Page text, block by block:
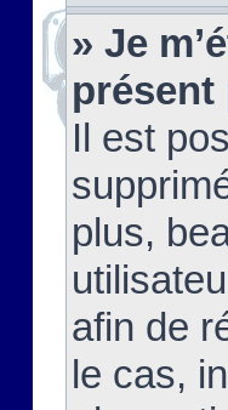
» Je
présent
Il est
plus,
afin de
le cas,